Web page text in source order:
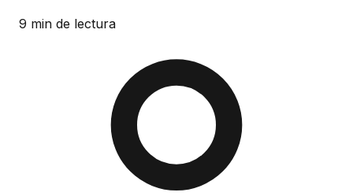
9 min de lectura